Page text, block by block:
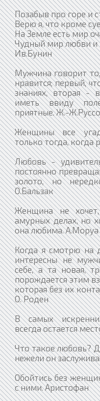
Позабыв про горе и
Верю я, что кроме
На Земле есть мир
Чудный мир любви и
Ив.Бунин
Мужчина говорит
нравится; первый,
знаниях, вторая -
иметь ввиду
приятные. Ж.-Ж.Руссо
Женщины все
только тогда, когда
Любовь -
постоянно
золото, но
О.Бальзак
Женщина не
амурных делах, но
она любима. А.Моруа
Когда я смотрю на
интересны не
себе, а та новая,
порождается этим
которая без их
О. Роден
В самых
всегда остается
Что такое любовь?
нежели он
Обойтись без
с ними. Аристофан